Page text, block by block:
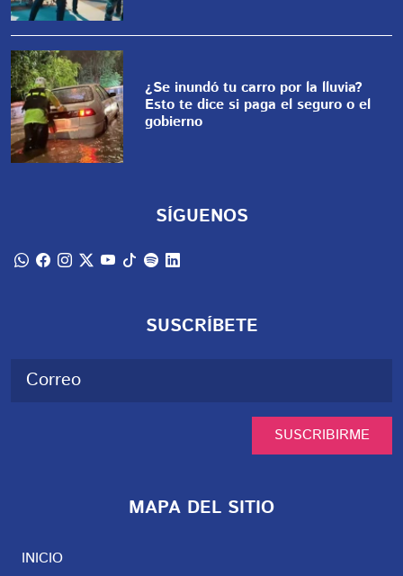
¿Se inundó tu carro por la lluvia?
Esto te dice si paga el seguro o el
gobierno
SÍGUENOS
SUSCRÍBETE
SUSCRIBIRME
MAPA DEL SITIO
INICIO